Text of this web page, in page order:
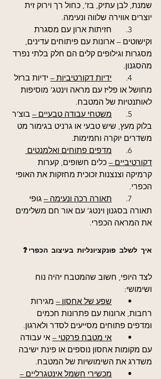
שמנת, לבן עתיק, בז’, כחול רך וירוק זית
יוצרים אווירה שלווה ונעימה.
	3.	חזיתות ארון עם מסגרת
וקישוטים – ארונות עם פיתוחים עדינים,
מסגרות וגילופים קלים הם חלק בלתי נפרד
מהסגנון.
ידיות דקורטיביות – ידיות ברזל
מחושל או פליז עם מראה וינטג’ מוסיפות
לאותנטיות של המטבח.
משטחי עבודה טבעיים – בוצ’ר
בלוק מעץ, שיש טבעי או גרניט בגימור מט
משדרים יוקרה וחמימות.
מדפים פתוחים ואלמנטים
דקורטיביים – כלים חשופים, קערות
קרמיקה וצנצנות זכוכית מחזקות את האופי
הכפרי.
תאורה רכה ונעימה – גופי
תאורה בסגנון וינטג’ עם אור חם משלימים
את המראה הכפרי.
איך לשלב פונקציונליות בעיצוב הכפרי?
לצד היופי, חשוב שהמטבח יהיה נוח
ושימושי:
שפע של אחסון – מגירות
רחבות, ארונות עם פתרונות חכמים
ומדפים פתוחים מסייעים לסדר ולארגון.
אי מטבח פרקטי – אי עבודה
עם מקומות אחסון נוספים או פינת ישיבה
משדרג את השימושיות של המטבח.
מכשירי חשמל אינטגרליים –